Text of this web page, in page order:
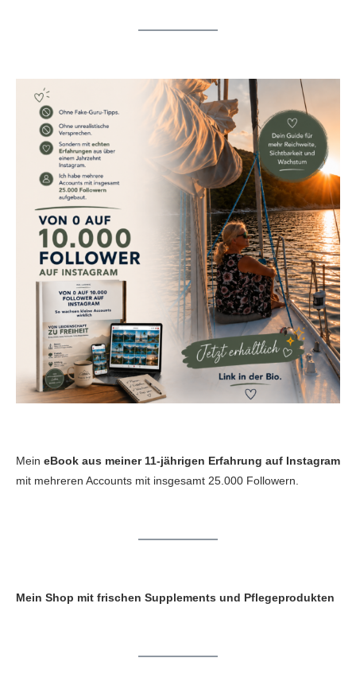
Mein eBook aus meiner 11-jährigen Erfahrung auf Instagram
mit mehreren Accounts mit insgesamt 25.000 Followern.
Mein Shop mit frischen Supplements und Pflegeprodukten